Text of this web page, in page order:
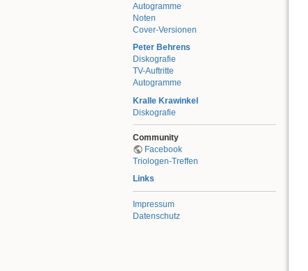
Autogramme
Noten
Cover-Versionen
Peter Behrens
Diskografie
TV-Auftritte
Autogramme
Kralle Krawinkel
Diskografie
Community
Facebook
Triologen-Treffen
Links
Impressum
Datenschutz